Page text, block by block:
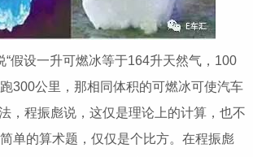
“假设一升可燃冰等于164升天然气，100
300公里，那相同体积的可燃冰可使汽车
，程振彪说，这仅是理论上的计算，也不
单的算术题，仅仅是个比方。在程振彪